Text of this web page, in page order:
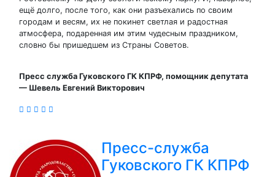
ещё долго, после того, как они разъехались по своим
городам и весям, их не покинет светлая и радостная
атмосфера, подаренная им этим чудесным праздником,
словно бы пришедшем из Страны Советов.
Пресс служба Гуковского ГК КПРФ, помощник депутата
— Шевель Евгений Викторович
Пресс-служба
Гуковского ГК КПРФ